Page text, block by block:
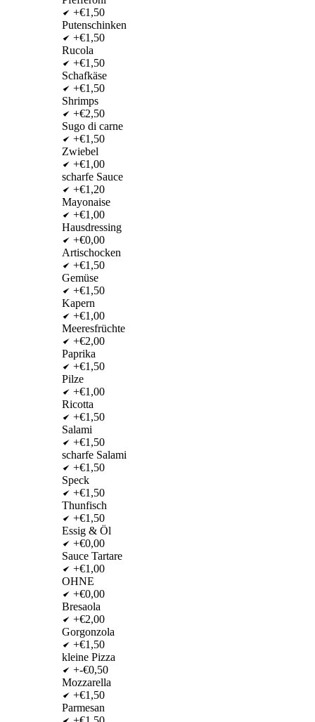
+€1,50
Putenschinken
+€1,50
Rucola
+€1,50
Schafkäse
+€1,50
Shrimps
+€2,50
Sugo di carne
+€1,50
Zwiebel
+€1,00
scharfe Sauce
+€1,20
Mayonaise
+€1,00
Hausdressing
+€0,00
Artischocken
+€1,50
Gemüse
+€1,50
Kapern
+€1,00
Meeresfrüchte
+€2,00
Paprika
+€1,50
Pilze
+€1,00
Ricotta
+€1,50
Salami
+€1,50
scharfe Salami
+€1,50
Speck
+€1,50
Thunfisch
+€1,50
Essig & Öl
+€0,00
Sauce Tartare
+€1,00
OHNE
+€0,00
Bresaola
+€2,00
Gorgonzola
+€1,50
kleine Pizza
+-€0,50
Mozzarella
+€1,50
Parmesan